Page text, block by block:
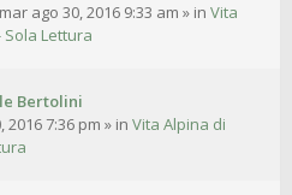
mar ago 30, 2016 9:33 am » in Vita
Lettura
Bertolini
2016 7:36 pm » in Vita Alpina di